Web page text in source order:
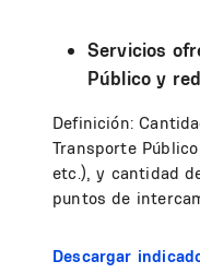
Servicios
Público y
Definición:
Transporte
etc.), y cantidad
puntos de
Descargar